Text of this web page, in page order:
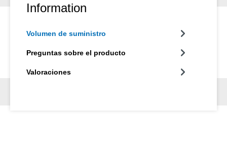
Information
Volumen de suministro
Preguntas sobre el producto
Valoraciones